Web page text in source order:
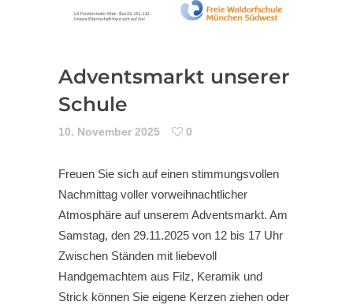
Adventsmarkt unserer
Schule
10. November 2025 0
Freuen Sie sich auf einen stimmungsvollen
Nachmittag voller vorweihnachtlicher
Atmosphäre auf unserem Adventsmarkt. Am
Samstag, den 29.11.2025 von 12 bis 17 Uhr
Zwischen Ständen mit liebevoll
Handgemachtem aus Filz, Keramik und
Strick können Sie eigene Kerzen ziehen oder